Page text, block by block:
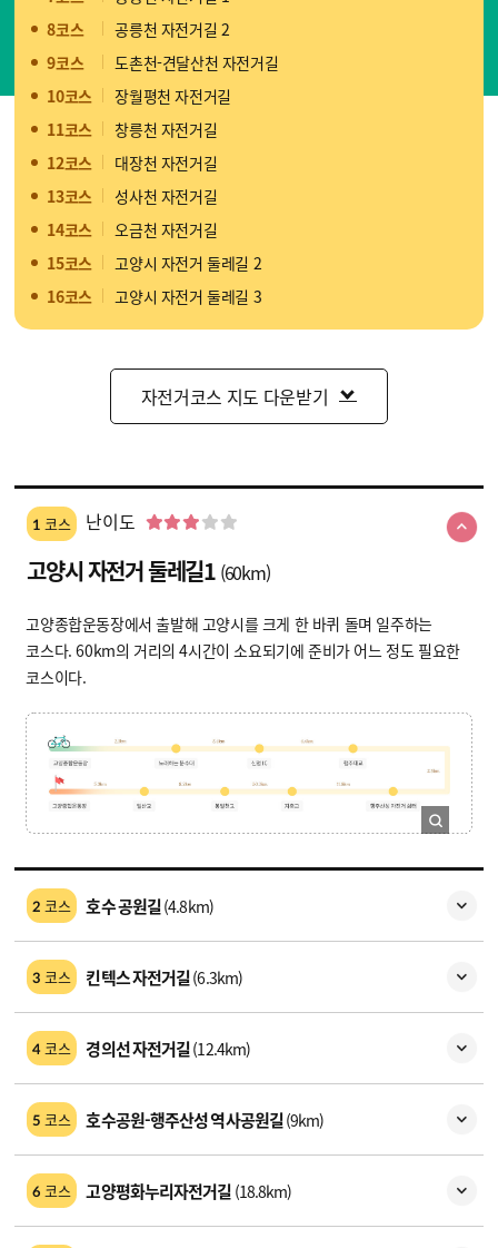
8코스
공릉천 자전거길 2
9코스
도촌천-견달산천 자전거길
10코스
장월평천 자전거길
11코스
창릉천 자전거길
12코스
대장천 자전거길
13코스
성사천 자전거길
14코스
오금천 자전거길
15코스
고양시 자전거 둘레길 2
16코스
고양시 자전거 둘레길 3
자전거코스 지도 다운받기
1 코스 난이도
고양시 자전거 둘레길1 (60km)
고양종합운동장에서 출발해 고양시를 크게 한 바퀴 돌며 일주하는
코스다. 60km의 거리의 4시간이 소요되기에 준비가 어느 정도 필요한
코스이다.
2 코스 호수 공원길(4.8km)
3 코스 킨텍스 자전거길(6.3km)
4 코스 경의선 자전거길(12.4km)
5 코스 호수공원-행주산성 역사공원길(9km)
6 코스 고양평화누리자전거길 (18.8km)